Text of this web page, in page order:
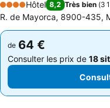
4 Étoiles
Hôtel 8,2 Très bien (3
R. de Mayorca, 8900-435,
de 64 €
Consulter les prix de 18
de 64 €
Consulter les prix de 18